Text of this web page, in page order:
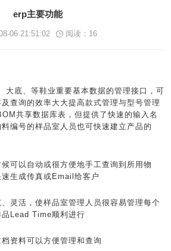
erp主要功能
06 21:51:02 阅读： 16
、等鞋业重要基本数据的管理接口，可
查询的效率大大提高款式管理与型号管理
共享数据库表，但提供了快速的输入名
编号的样品室人员也可快速建立产品的
以自动或很方便地手工查询到所用物
生成传真或Email给客户
活，使样品室管理人员很容易管理每个
Lead Time顺利进行
料可以方便管理和查询